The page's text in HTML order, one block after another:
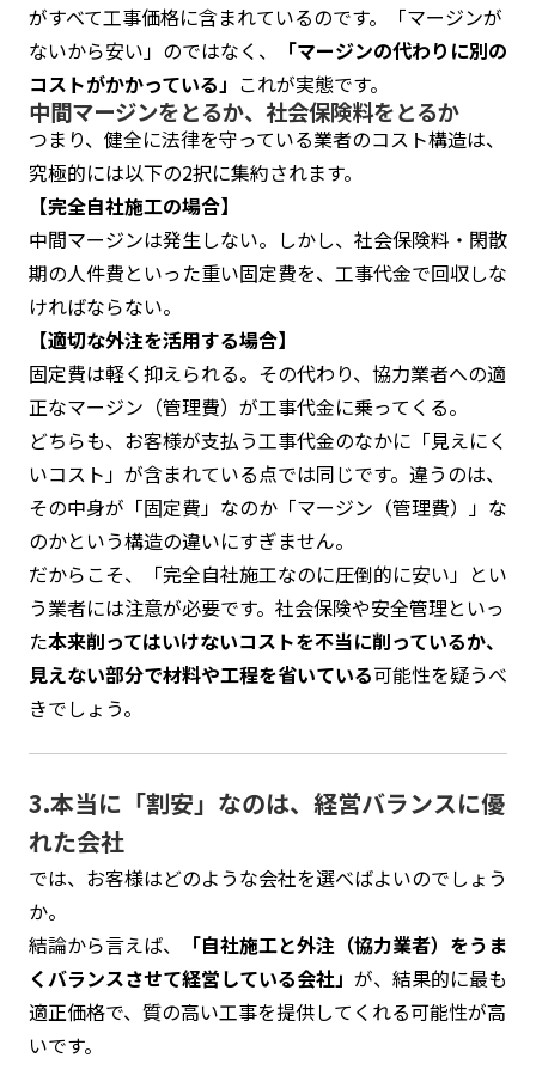
がすべて工事価格に含まれているのです。「マージンが
ないから安い」のではなく、
「マージンの代わりに別の
コストがかかっている」 これが実態です。
中間マージンをとるか、社会保険料をとるか
つまり、健全に法律を守っている業者のコスト構造は、
究極的には以下の2択に集約されます。
【完全自社施工の場合】
中間マージンは発生しない。しかし、社会保険料・閑散
期の人件費といった重い固定費を、工事代金で回収しな
ければならない。
【適切な外注を活用する場合】
固定費は軽く抑えられる。その代わり、協力業者への適
正なマージン（管理費）が工事代金に乗ってくる。
どちらも、お客様が支払う工事代金のなかに「見えにく
いコスト」が含まれている点では同じです。違うのは、
その中身が「固定費」なのか「マージン（管理費）」な
のかという構造の違いにすぎません。
だからこそ、「完全自社施工なのに圧倒的に安い」とい
う業者には注意が必要です。社会保険や安全管理といっ
た本来削ってはいけないコストを不当に削っているか、
見えない部分で材料や工程を省いている可能性を疑うべ
きでしょう。
3.本当に「割安」なのは、経営バランスに優
れた会社
では、お客様はどのような会社を選べばよいのでしょう
か。
結論から言えば、
「自社施工と外注（協力業者）をうま
くバランスさせて経営している会社」 が、結果的に最も
適正価格で、質の高い工事を提供してくれる可能性が高
いです。